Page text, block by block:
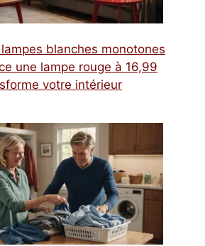
blanches monotones
une lampe rouge à 16,99
votre intérieur